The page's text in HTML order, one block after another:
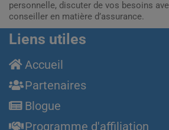
personnelle, discuter de vos besoins
conseiller en matière d’assurance.
Liens utiles
Accueil
Partenaires
Blogue
Programme d'affiliation